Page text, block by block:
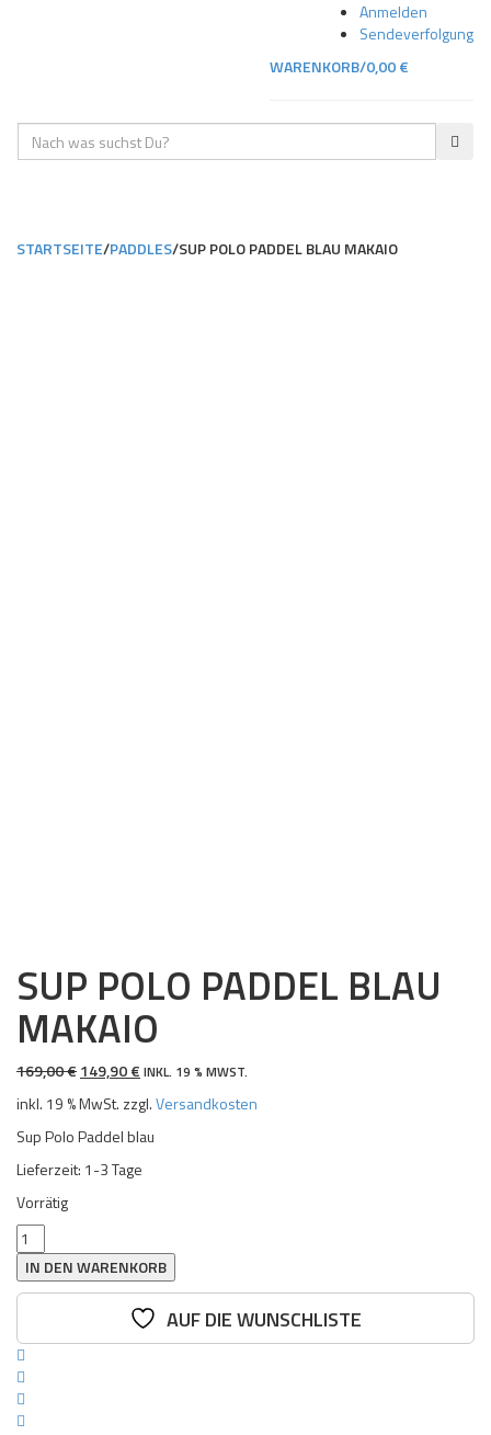
Anmelden
Sendeverfolgung
WARENKORB/0,00€
Geben
Sie
STARTSEITE/PADDLES/SUP POLO PADDEL BLAU MAKAIO
SUP POLO PADDEL BLAU
MAKAIO
169,00€URSPRÜNGLICHER
WAR:
169,00 €
149,90€AKTUELLER
IST:
149,90 €.
INKL. 19 % MWST.
inkl. 19 % MwSt. zzgl.Versandkosten
Sup Polo Paddel blau
Lieferzeit: 1-3 Tage
Vorrätig
SUP
POLO
PADDEL
BLAU
Menge
IN DEN WARENKORB
AUF DIE WUNSCHLISTE